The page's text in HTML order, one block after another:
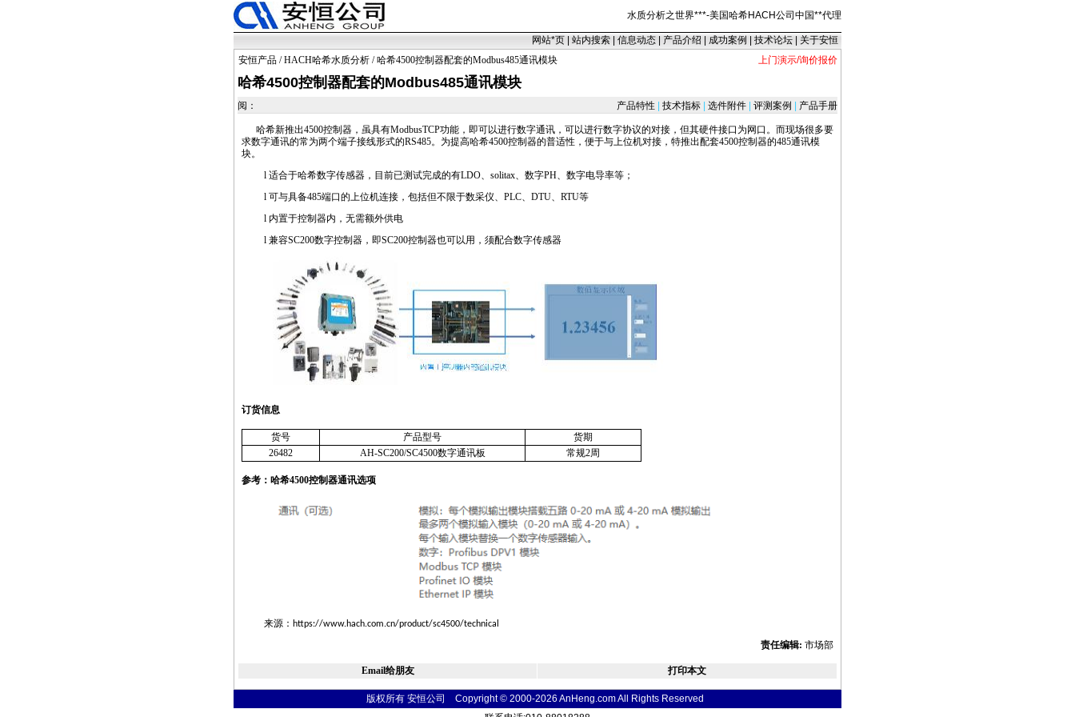
水质分析之世界***-美国哈希HACH公司中国**代理
网站*页 站内搜索 信息动态 产品介绍 成功案例 技术论坛
关于安恒
安恒产品 /HACH哈希水质分析 / 哈希4500控制器配套的Modbus485通讯模块 上门演示/询价报价
哈希4500控制器配套的Modbus485通讯模块
阅： 产品特性 技术指标 选件附件 评测案例 产品手册
哈希新推出4500控制器，虽具有ModbusTCP功能，即可以进行数字通讯，可以进行数字协议的对接，但其硬件接口为网口。而现场很多要
求数字通讯的常为两个端子接线形式的RS485。为提高哈希4500控制器的普适性，便于与上位机对接，特推出配套4500控制器的485通讯模
块。
l 适合于哈希数字传感器，目前已测试完成的有LDO、solitax、数字PH、数字电导率等；
l 可与具备485端口的上位机连接，包括但不限于数采仪、PLC、DTU、RTU等
l 内置于控制器内，无需额外供电
l 兼容SC200数字控制器，即SC200控制器也可以用，须配合数字传感器
订货信息
货号 产品型号
货期
26482
AH-SC200/SC4500数字通讯板 常规2周
参考：哈希4500控制器通讯选项
来源： https://www.hach.com.cn/product/sc4500/technical
责任编辑: 市场部
Email给朋友 打印本文
版权所有 安恒公司 Copyright © 2000-2026 AnHeng.com All Rights Reserved